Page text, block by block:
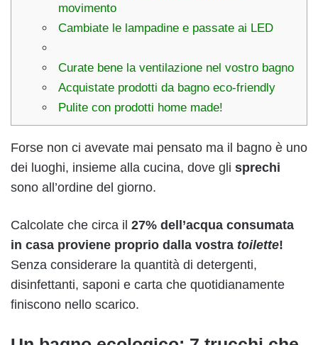
movimento
Cambiate le lampadine e passate ai LED
Curate bene la ventilazione nel vostro bagno
Acquistate prodotti da bagno eco-friendly
Pulite con prodotti home made!
Forse non ci avevate mai pensato ma il bagno è uno
dei luoghi, insieme alla cucina, dove gli sprechi
sono all’ordine del giorno.
Calcolate che circa il 27% dell’acqua consumata
in casa proviene proprio dalla vostra toilette!
Senza considerare la quantità di detergenti,
disinfettanti, saponi e carta che quotidianamente
finiscono nello scarico.